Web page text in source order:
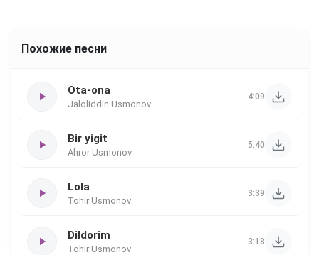
Похожие песни
Ota-ona
Jaloliddin Usmonov
4:09
Bir yigit
Ahror Usmonov
5:40
Lola
Tohir Usmonov
3:39
Dildorim
Tohir Usmonov
3:18